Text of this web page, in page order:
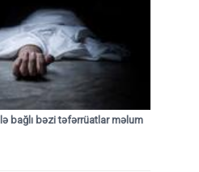
bağlı bəzi təfərrüatlar məlum